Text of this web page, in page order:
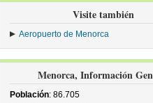
Visite también
Aeropuerto de Menorca
Menorca, Información
Población: 86.705